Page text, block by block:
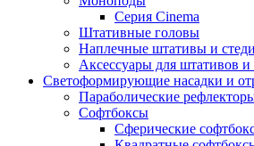
Серия Cinema
Штативные головы
Наплечные штативы и
Аксессуары для штативов
Светоформирующие насадки и
Параболические
Софтбоксы
Сферические